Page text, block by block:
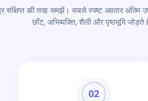
संक्षिप्त की तरह समझें। सबसे स्पष्ट अवतार
छाँट, अभिव्यक्ति, शैली और पृष्ठभूमि जोड़ते
02